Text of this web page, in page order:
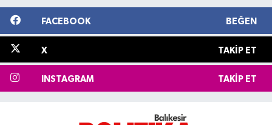
FACEBOOK BEĞEN
X TAKIP ET
INSTAGRAM TAKIP ET